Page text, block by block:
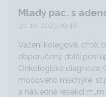
Mladý pac. s
30. 10. 2023 09:48
Vážení kolegové, chtěl
doporučený další
Onkologická diagnóza:
močového měchýře,
a následné resekci